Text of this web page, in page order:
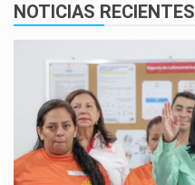
NOTICIAS RECIENTES